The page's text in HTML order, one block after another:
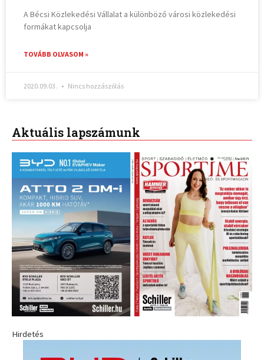
A Bécsi Közlekedési Vállalat a különböző városi közlekedési
formákat kapcsolja
TOVÁBB OLVASOM »
2020.09.03. Nincs hozzászólás
Aktuális lapszámunk
Hirdetés